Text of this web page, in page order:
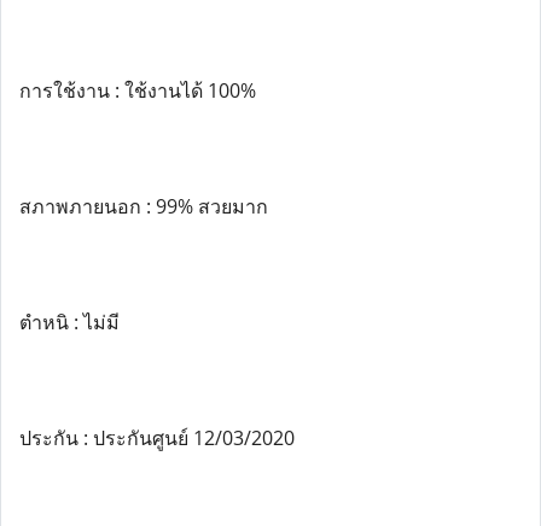
การใช้งาน : ใช้งานได้ 100%
สภาพภายนอก : 99% สวยมาก
ตำหนิ : ไม่มี
ประกัน : ประกันศูนย์ 12/03/2020